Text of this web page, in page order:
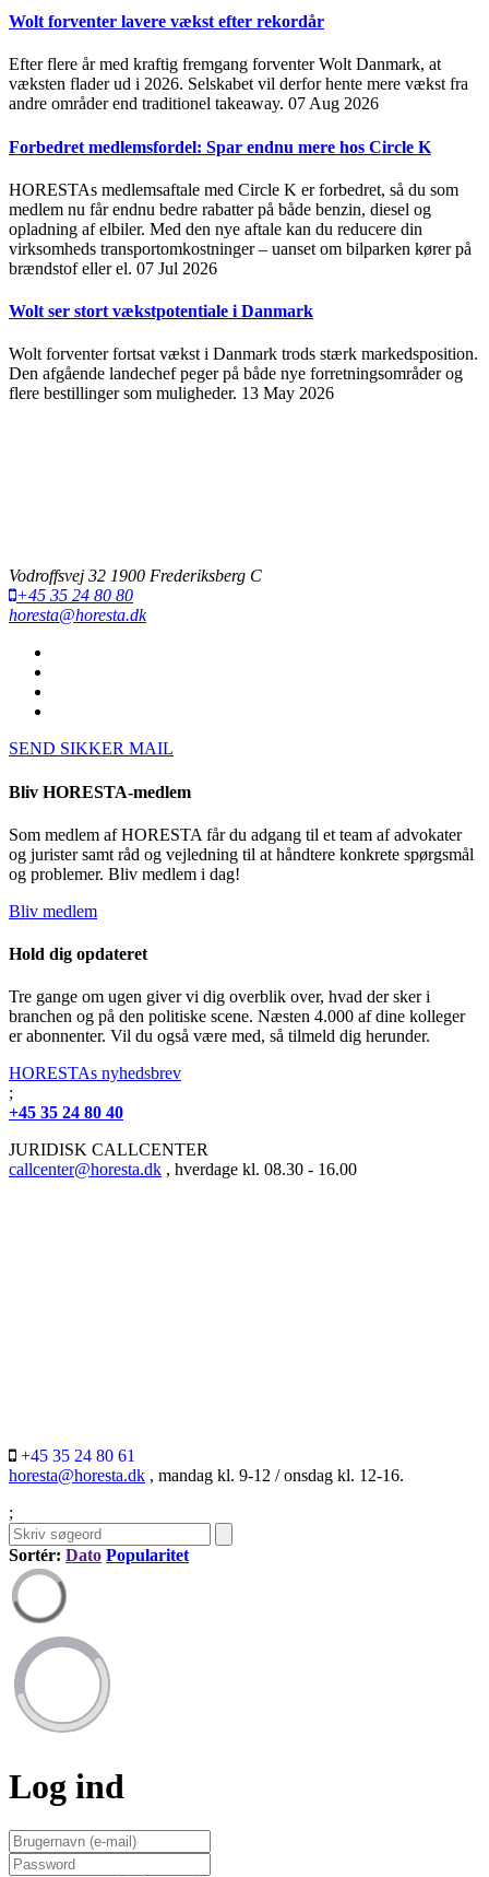
Wolt forventer lavere vækst efter rekordår
Efter flere år med kraftig fremgang forventer Wolt Danmark, at
væksten flader ud i 2026. Selskabet vil derfor hente mere vækst fra
andre områder end traditionel takeaway. 07 Aug 2026
Forbedret medlemsfordel: Spar endnu mere hos Circle K
HORESTAs medlemsaftale med Circle K er forbedret, så du som
medlem nu får endnu bedre rabatter på både benzin, diesel og
opladning af elbiler. Med den nye aftale kan du reducere din
virksomheds transportomkostninger – uanset om bilparken kører på
brændstof eller el. 07 Jul 2026
Wolt ser stort vækstpotentiale i Danmark
Wolt forventer fortsat vækst i Danmark trods stærk markedsposition.
Den afgående landechef peger på både nye forretningsområder og
flere bestillinger som muligheder. 13 May 2026
Vodroffsvej 32 1900 Frederiksberg C
+45 35 24 80 80
horesta@horesta.dk
SEND SIKKER MAIL
Bliv HORESTA-medlem
Som medlem af HORESTA får du adgang til et team af advokater
og jurister samt råd og vejledning til at håndtere konkrete spørgsmål
og problemer. Bliv medlem i dag!
Bliv medlem
Hold dig opdateret
Tre gange om ugen giver vi dig overblik over, hvad der sker i
branchen og på den politiske scene. Næsten 4.000 af dine kolleger
er abonnenter. Vil du også være med, så tilmeld dig herunder.
HORESTAs nyhedsbrev
;
+45 35 24 80 40
JURIDISK CALLCENTER
callcenter@horesta.dk , hverdage kl. 08.30 - 16.00
+45 35 24 80 61
horesta@horesta.dk , mandag kl. 9-12 / onsdag kl. 12-16.
;
Sortér: Dato Popularitet
Log ind